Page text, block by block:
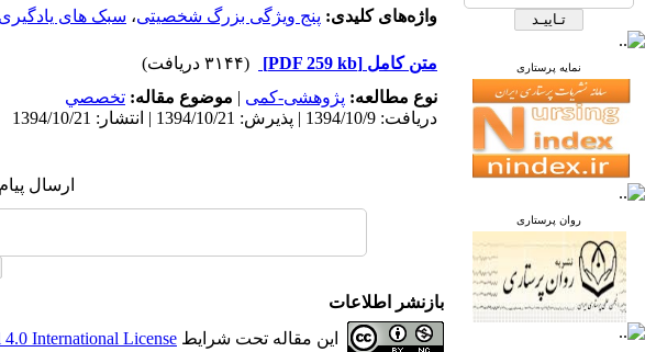
نمایه پرستاری
روان پرستاری
واژه‌های کلیدی: پنج ویژگی بزرگ شخصیتی، سبک های یادگیری
متن کامل [PDF 259 kb]
(۳۱۴۴ دریافت)
نوع مطالعه: پژوهشی-کمی | موضوع مقاله: تخصصي
دریافت: 1394/10/9 | پذیرش: 1394/10/21 | انتشار: 1394/10/21
ارسال
بازنشر اطلاعات
این مقاله تحت شرایط International License